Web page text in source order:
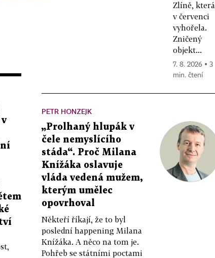
Zlíně, která
v červenci
vyhořela.
Zničený
objekt...
7. 8. 2026 ▪ 3
min. čtení
PETR HONZEJK
„Prolhaný hlupák v
čele nemyslícího
stáda“. Proč Milana
Knížáka oslavuje
vláda vedená mužem,
kterým umělec
opovrhoval
Někteří říkají, že to byl
poslední happening Milana
Knížáka. A něco na tom je.
Pohřeb se státními poctami